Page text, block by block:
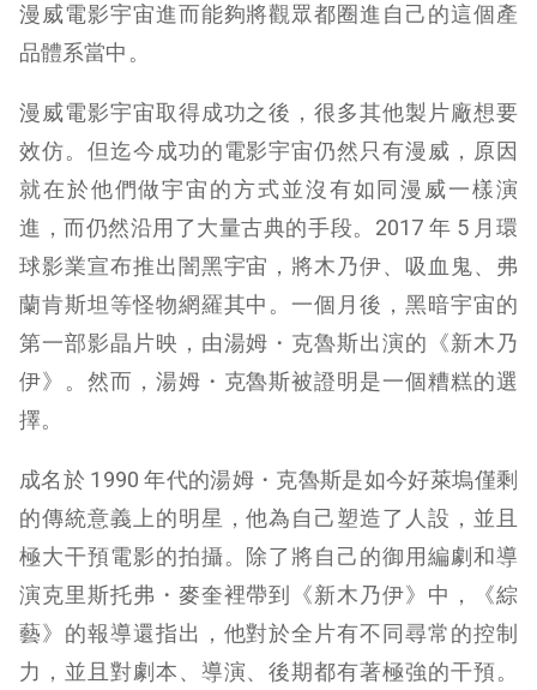
漫威電影宇宙進而能夠將觀眾都圈進自己的這個產
品體系當中。
漫威電影宇宙取得成功之後，很多其他製片廠想要
效仿。但迄今成功的電影宇宙仍然只有漫威，原因
就在於他們做宇宙的方式並沒有如同漫威一樣演
進，而仍然沿用了大量古典的手段。2017 年 5 月環
球影業宣布推出闇黑宇宙，將木乃伊、吸血鬼、弗
蘭肯斯坦等怪物網羅其中。一個月後，黑暗宇宙的
第一部影晶片映，由湯姆・克魯斯出演的《新木乃
伊》。然而，湯姆・克魯斯被證明是一個糟糕的選
擇。
成名於 1990 年代的湯姆・克魯斯是如今好萊塢僅剩
的傳統意義上的明星，他為自己塑造了人設，並且
極大干預電影的拍攝。除了將自己的御用編劇和導
演克里斯托弗・麥奎裡帶到《新木乃伊》中，《綜
藝》的報導還指出，他對於全片有不同尋常的控制
力，並且對劇本、導演、後期都有著極強的干預。